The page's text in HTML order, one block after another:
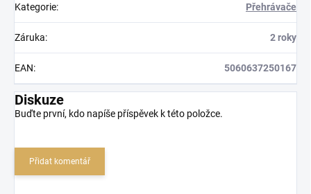
Kategorie: Přehrávače
Záruka: 2 roky
EAN: 5060637250167
Diskuze
Buďte první, kdo napíše příspěvek k této položce.
Přidat komentář